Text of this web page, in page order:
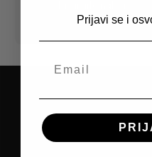
PRIJAVITE SE
Prijavi se i